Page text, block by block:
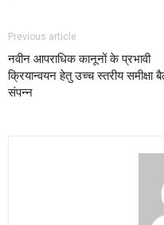
Previous article
नवीन आपराधिक कानूनों के प्रभावी
क्रियान्वयन हेतु उच्च स्तरीय समीक्षा
संपन्न